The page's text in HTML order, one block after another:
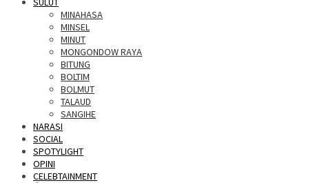
MINAHASA
MINSEL
MINUT
MONGONDOW RAYA
BITUNG
BOLTIM
BOLMUT
TALAUD
SANGIHE
NARASI
SOCIAL
SPOTYLIGHT
OPINI
CELEBTAINMENT